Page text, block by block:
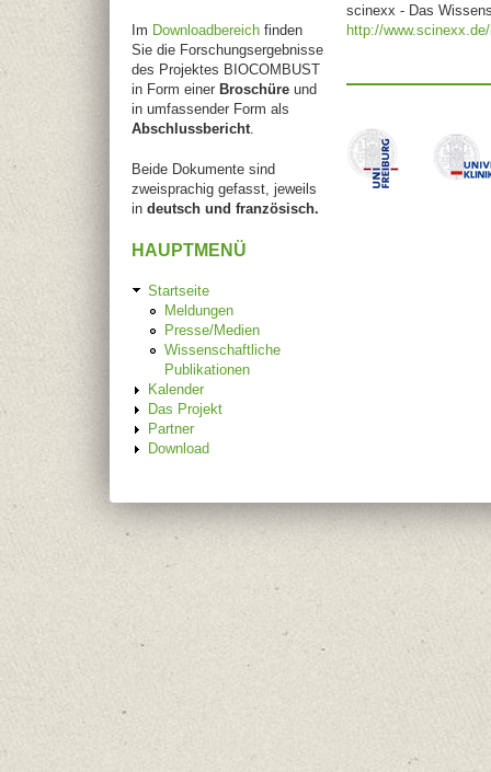
scinexx - Das
http://
Im Downloadbereich finden
Sie die Forschungsergebnisse
des Projektes BIOCOMBUST
in Form einer Broschüre und
in umfassender Form als
Abschlussbericht
Beide Dokumente sind
zweisprachig gefasst, jeweils
in deutsch und französisch.
HAUPTMENÜ
Startseite
Meldungen
Presse/Medien
Wissenschaftliche
Publikationen
Kalender
Das Projekt
Partner
Download